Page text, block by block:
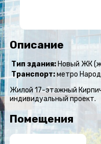
Описание
Тип здания:Новый ЖК
Транспорт:метро
Жилой 17-этажный
индивидуальный проект.
Помещения